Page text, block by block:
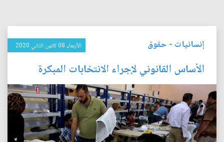
إنسانيات - حقوق الأربعاء 08 كانون الثاني 2020
الأساس القانوني لإجراء الانتخابات المبكرة